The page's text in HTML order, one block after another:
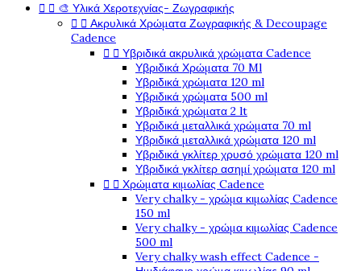
  🎨 Υλικά Χεροτεχνίας- Ζωγραφικής
  Ακρυλικά Χρώματα Ζωγραφικής & Decoupage
Cadence
  Υβριδικά ακρυλικά χρώματα Cadence
Υβριδικά Χρώματα 70 Ml
Υβριδικά χρώματα 120 ml
Υβριδικά χρώματα 500 ml
Υβριδικά χρώματα 2 lt
Υβριδικά μεταλλικά χρώματα 70 ml
Υβριδικά μεταλλικά χρώματα 120 ml
Υβριδικά γκλίτερ χρυσό χρώματα 120 ml
Υβριδικά γκλίτερ ασημί χρώματα 120 ml
  Χρώματα κιμωλίας Cadence
Very chalky - χρώμα κιμωλίας Cadence
150 ml
Very chalky - χρώμα κιμωλίας Cadence
500 ml
Very chalky wash effect Cadence -